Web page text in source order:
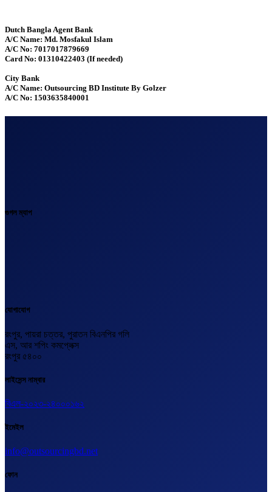
Dutch Bangla Agent Bank
A/C Name: Md. Mosfakul Islam
A/C No: 7017017879669
Card No: 01310422403 (If needed)
City Bank
A/C Name: Outsourcing BD Institute By Golzer
A/C No: 1503635840001
গুগল ম্যাপ
যোগাযোগ
রংপুর, পায়রা চত্তর, পুরাতন বিএনপির গলি
এস, আর শপিং কমপ্লেক্স
রংপুর ৫৪০০
লাইসেন্স নাম্বার
বিএল-২০২৩-২৪০০০১৬২
ইমেইল
info@outsourcingbd.net
ফোন